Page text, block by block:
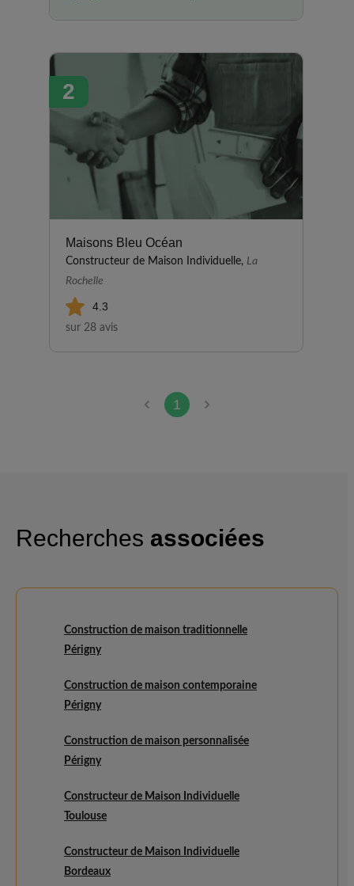
besoins, très réactifs et très pro.
2
Maisons Bleu Océan
Constructeur de Maison Individuelle, La
Rochelle
4.3
sur 28 avis
1
Recherches associées
Construction de maison traditionnelle
Périgny
Construction de maison contemporaine
Périgny
Construction de maison personnalisée
Périgny
Constructeur de Maison Individuelle
Toulouse
Constructeur de Maison Individuelle
Bordeaux